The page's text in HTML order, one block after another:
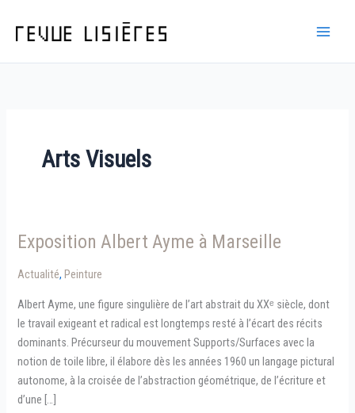
Arts Visuels
Exposition Albert Ayme à Marseille
Actualité, Peinture
Albert Ayme, une figure singulière de l’art abstrait du XXᵉ siècle, dont
le travail exigeant et radical est longtemps resté à l’écart des récits
dominants. Précurseur du mouvement Supports/Surfaces avec la
notion de toile libre, il élabore dès les années 1960 un langage pictural
autonome, à la croisée de l’abstraction géométrique, de l’écriture et
d’une […]